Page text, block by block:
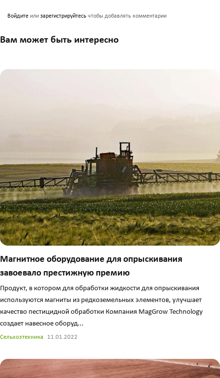
Войдите или зарегистрируйтесь чтобы добавлять комментарии
Вам может быть интересно
Магнитное оборудование для опрыскивания
завоевало престижную премию
Продукт, в котором для обработки жидкости для опрыскивания
используются магниты из редкоземельных элементов, улучшает
качество пестицидной обработки Компания MagGrow Technology
создает навесное оборуд...
Сельхозтехника 11.01.2022